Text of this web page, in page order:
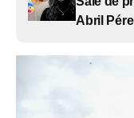
Abril